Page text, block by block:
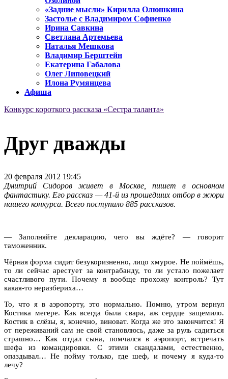
«Задние мысли» Кирилла Олюшкина
Застолье с Владимиром Софиенко
Ирина Савкина
Светлана Артемьева
Наталья Мешкова
Владимир Берштейн
Екатерина Габалова
Олег Липовецкий
Илона Румянцева
Афиша
Конкурс короткого рассказа «Сестра таланта»
Друг дважды
20 февраля 2012 19:45
Дмитрий Сидоров живет в Москве, пишет в основном
фантастику. Его рассказ — 41-й из прошедших отбор в жюри
нашего конкурса. Всего поступило 885 рассказов.
— Заполняйте декларацию, чего вы ждёте? — говорит
таможенник.
Чёрная форма сидит безукоризненно, лицо хмурое. Не поймёшь,
то ли сейчас арестует за контрабанду, то ли устало пожелает
счастливого пути. Почему я вообще прохожу контроль? Тут
какая-то неразбериха…
То, что я в аэропорту, это нормально. Помню, утром вернул
Костика мегере. Как всегда была свара, аж сердце защемило.
Костик в слёзы, я, конечно, виноват. Когда же это закончится! Я
от переживаний сам не свой становлюсь, даже за руль садиться
страшно… Как отдал сына, помчался в аэропорт, встречать
шефа из командировки. С этими скандалами, естественно,
опаздывал… Не пойму только, где шеф, и почему я куда-то
лечу?